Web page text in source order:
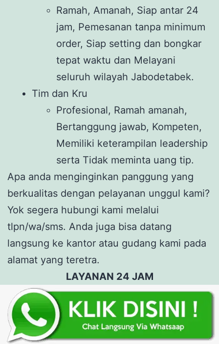
Ramah, Amanah, Siap antar 24
jam, Pemesanan tanpa minimum
order, Siap setting dan bongkar
tepat waktu dan Melayani
seluruh wilayah Jabodetabek.
Tim dan Kru
Profesional, Ramah amanah,
Bertanggung jawab, Kompeten,
Memiliki keterampilan leadership
serta Tidak meminta uang tip.
Apa anda menginginkan panggung yang
berkualitas dengan pelayanan unggul kami?
Yok segera hubungi kami melalui
tlpn/wa/sms. Anda juga bisa datang
langsung ke kantor atau gudang kami pada
alamat yang teretra.
LAYANAN 24 JAM